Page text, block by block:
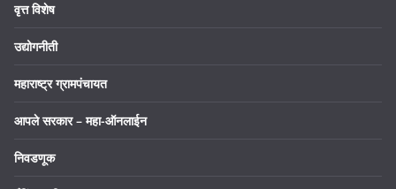
वृत्त विशेष
उद्योगनीती
महाराष्ट्र ग्रामपंचायत
आपले सरकार – महा-ऑनलाईन
निवडणूक